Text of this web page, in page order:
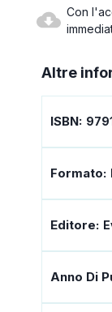
Con
Altre
ISBN:
Formato:
Editore:
Anno Di